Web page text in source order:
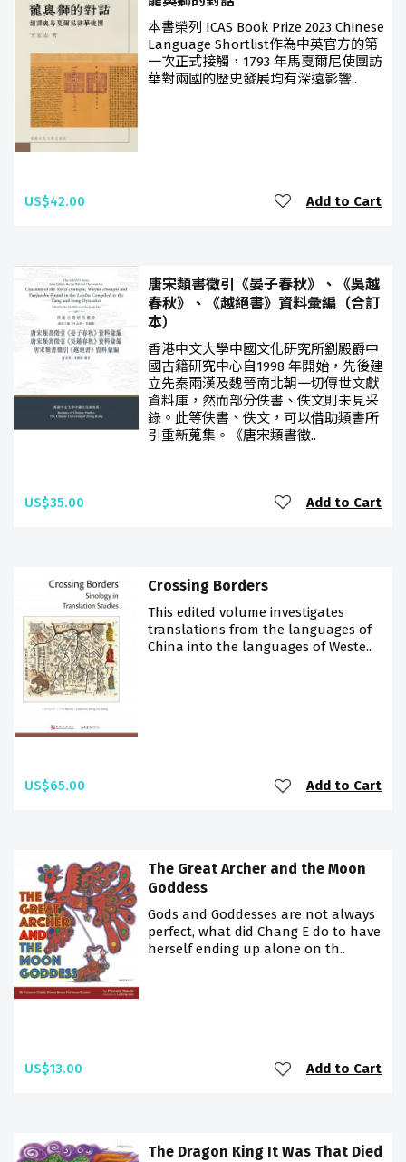
本書榮列 ICAS Book Prize 2023 Chinese
Language Shortlist作為中英官方的第
一次正式接觸，1793 年馬戛爾尼使團訪
華對兩國的歷史發展均有深遠影響..
US$42.00 Add to Cart
唐宋類書徵引《晏子春秋》、《吳越
春秋》、《越絕書》資料彙編（合訂
本）
香港中文大學中國文化研究所劉殿爵中
國古籍研究中心自1998 年開始，先後建
立先秦兩漢及魏晉南北朝一切傳世文獻
資料庫，然而部分佚書、佚文則未見采
錄。此等佚書、佚文，可以借助類書所
引重新蒐集。《唐宋類書徵..
US$35.00 Add to Cart
Crossing Borders
This edited volume investigates
translations from the languages of
China into the languages of Weste..
US$65.00 Add to Cart
The Great Archer and the Moon
Goddess
Gods and Goddesses are not always
perfect, what did Chang E do to have
herself ending up alone on th..
US$13.00 Add to Cart
The Dragon King It Was That Died